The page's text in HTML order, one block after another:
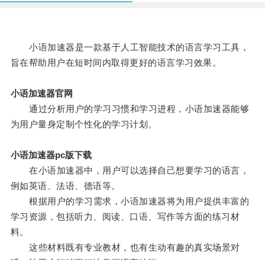
小语加速器是一款基于人工智能技术的语言学习工具，
旨在帮助用户在短时间内取得更好的语言学习效果。
小语加速器官网
通过分析用户的学习习惯和学习进程，小语加速器能够
为用户量身定制个性化的学习计划。
小语加速器pc版下载
在小语加速器中，用户可以选择自己想要学习的语言，
例如英语、法语、德语等。
根据用户的学习需求，小语加速器将为用户提供丰富的
学习资源，包括听力、阅读、口语、写作等方面的练习材
料。
这些材料既有专业教材，也有生动有趣的真实场景对